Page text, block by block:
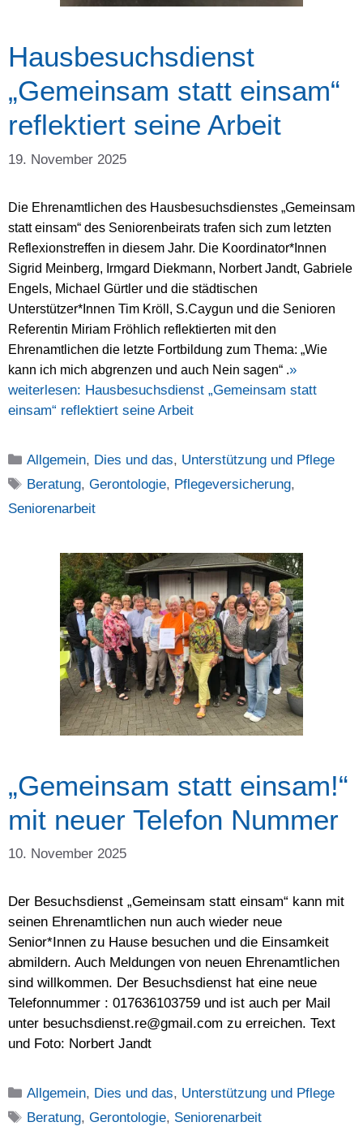
Hausbesuchsdienst
„Gemeinsam statt einsam“
reflektiert seine Arbeit
19. November 2025
Die Ehrenamtlichen des Hausbesuchsdienstes „Gemeinsam
statt einsam“ des Seniorenbeirats trafen sich zum letzten
Reflexionstreffen in diesem Jahr. Die Koordinator*Innen
Sigrid Meinberg, Irmgard Diekmann, Norbert Jandt, Gabriele
Engels, Michael Gürtler und die städtischen
Unterstützer*Innen Tim Kröll, S.Caygun und die Senioren
Referentin Miriam Fröhlich reflektierten mit den
Ehrenamtlichen die letzte Fortbildung zum Thema: „Wie
kann ich mich abgrenzen und auch Nein sagen“ .»
weiterlesen: Hausbesuchsdienst „Gemeinsam statt
einsam“ reflektiert seine Arbeit
Kategorien
Allgemein, Dies und das, Unterstützung und Pflege
Schlagwörter
Beratung,Gerontologie, Pflegeversicherung,
Seniorenarbeit
„Gemeinsam statt einsam!“
mit neuer Telefon Nummer
10. November 2025
Der Besuchsdienst „Gemeinsam statt einsam“ kann mit
seinen Ehrenamtlichen nun auch wieder neue
Senior*Innen zu Hause besuchen und die Einsamkeit
abmildern. Auch Meldungen von neuen Ehrenamtlichen
sind willkommen. Der Besuchsdienst hat eine neue
Telefonnummer : 017636103759 und ist auch per Mail
unter besuchsdienst.re@gmail.com zu erreichen. Text
und Foto: Norbert Jandt
Kategorien
Allgemein, Dies und das, Unterstützung und Pflege
Schlagwörter
Beratung,Gerontologie, Seniorenarbeit